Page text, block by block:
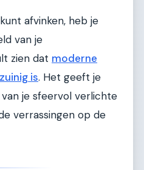
afvinken, heb je
van je
zien dat moderne
is. Het geeft je
je sfeervol verlichte
verrassingen op de